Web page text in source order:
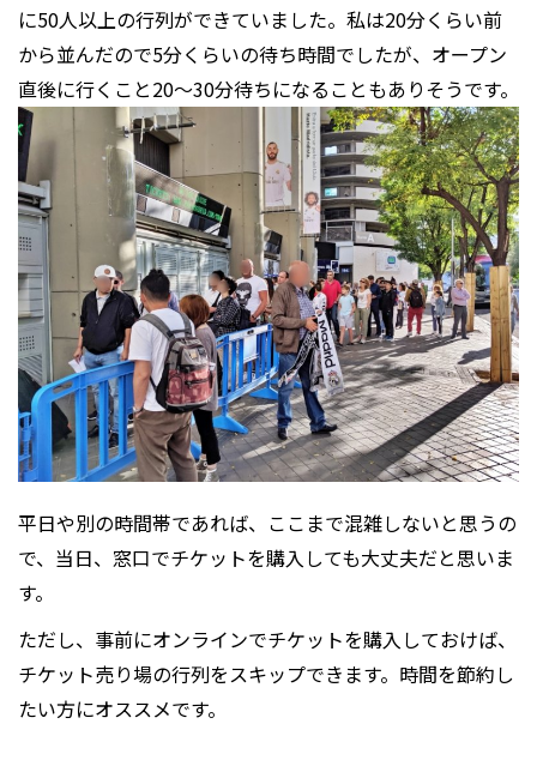
に50人以上の行列ができていました。私は20分くらい前
から並んだので5分くらいの待ち時間でしたが、オープン
直後に行くこと20～30分待ちになることもありそうです。
平日や別の時間帯であれば、ここまで混雑しないと思うの
で、当日、窓口でチケットを購入しても大丈夫だと思いま
す。
ただし、事前にオンラインでチケットを購入しておけば、
チケット売り場の行列をスキップできます。時間を節約し
たい方にオススメです。